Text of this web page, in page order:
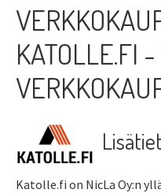
KATTOLUUKUT JA
TARJOUSTUOTTEET
PYYDÄ TARJOUS
KATOLLE.FI
Katolle.fi on NicLa Oy:n